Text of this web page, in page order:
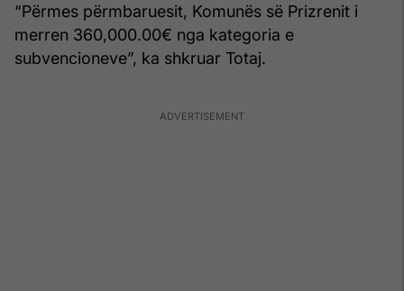
“Përmes përmbaruesit, Komunës së Prizrenit i
merren 360,000.00€ nga kategoria e
subvencioneve”, ka shkruar Totaj.